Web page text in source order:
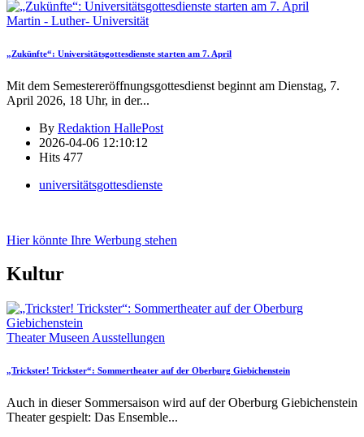
Martin - Luther- Universität
„Zukünfte“: Universitätsgottesdienste starten am 7. April
Mit dem Semestereröffnungsgottesdienst beginnt am Dienstag, 7.
April 2026, 18 Uhr, in der...
By Redaktion HallePost
2026-04-06 12:10:12
Hits 477
universitätsgottesdienste
Hier könnte Ihre Werbung stehen
Kultur
Theater Museen Ausstellungen
„Trickster! Trickster“: Sommertheater auf der Oberburg Giebichenstein
Auch in dieser Sommersaison wird auf der Oberburg Giebichenstein
Theater gespielt: Das Ensemble...